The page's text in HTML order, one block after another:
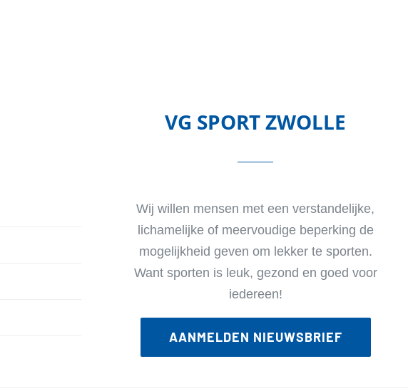
VG SPORT ZWOLLE
Wij willen mensen met een verstandelijke,
lichamelijke of meervoudige beperking de
mogelijkheid geven om lekker te sporten.
Want sporten is leuk, gezond en goed voor
iedereen!
AANMELDEN NIEUWSBRIEF